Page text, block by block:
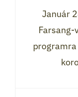
Január
Farsang-